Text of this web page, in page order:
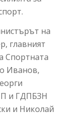
на
главният
Спортната
Иванов,
и ГДПБЗН
и Николай